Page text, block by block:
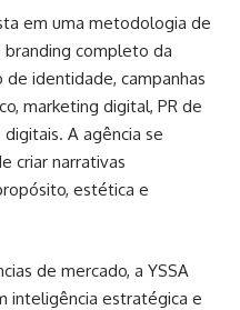
em uma metodologia de
branding completo da
identidade, campanhas
marketing digital, PR de
A agência se
criar narrativas
estética e
de mercado, a YSSA
inteligência estratégica e